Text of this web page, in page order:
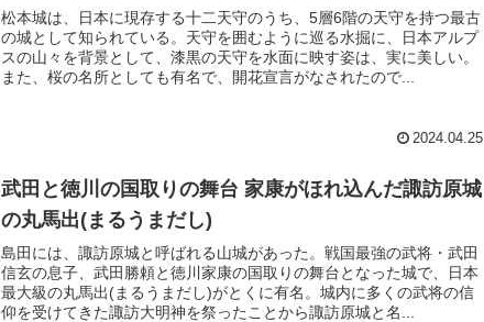
松本城は、日本に現存する十二天守のうち、5層6階の天守を持つ最古
の城として知られている。天守を囲むように巡る水掘に、日本アルプ
スの山々を背景として、漆黒の天守を水面に映す姿は、実に美しい。
また、桜の名所としても有名で、開花宣言がなされたので...
2024.04.25
武田と徳川の国取りの舞台 家康がほれ込んだ諏訪原城
の丸馬出(まるうまだし)
島田には、諏訪原城と呼ばれる山城があった。戦国最強の武将・武田
信玄の息子、武田勝頼と徳川家康の国取りの舞台となった城で、日本
最大級の丸馬出(まるうまだし)がとくに有名。城内に多くの武将の信
仰を受けてきた諏訪大明神を祭ったことから諏訪原城と名...